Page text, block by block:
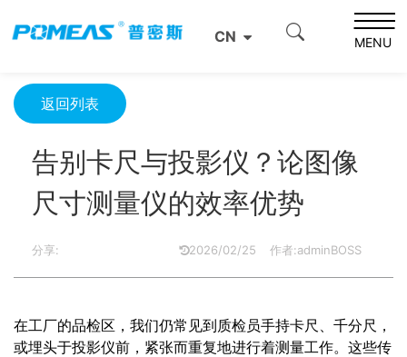
CN MENU
告别卡尺与投影仪？论图像尺寸测量仪的效率优势
返回列表
告别卡尺与投影仪？论图像
尺寸测量仪的效率优势
分享: 2026/02/25 作者:adminBOSS
在工厂的品检区，我们仍常见到质检员手持卡尺、千分尺，
或埋头于投影仪前，紧张而重复地进行着测量工作。这些传